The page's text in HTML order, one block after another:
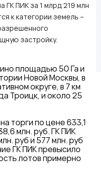
ПИК за 1 млрд 219 млн
к категории земель –
застройку.
площадью 50 Га и
Новой Москвы, в
округе, в 7 км
Троицк, и около 25
торги по цене 633,1
млн. руб. ГК ПИК
руб и 577 млн. руб
ГК ПИК превысило
лотов примерно